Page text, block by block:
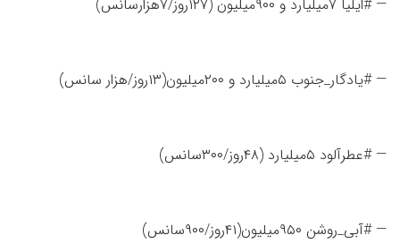
— #ایلیا ۷میلیارد و ۹۰۰میلیون (۱۲۷روز/۷هزارسانس)
— #یادگار_جنوب ۵میلیارد و ۲۰۰میلیون(۱۳روز/هزار سانس)
— #عطرآلود ۵میلیارد (۴۸روز/۳۰۰سانس)
— #آبی_روشن ۹۵۰میلیون(۴۱روز/۹۰۰سانس)